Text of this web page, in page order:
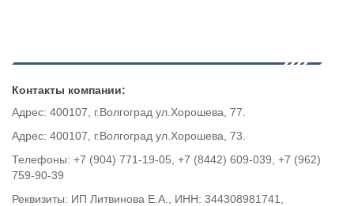
Контакты компании:
Адрес: 400107, г.Волгоград ул.Хорошева, 77.
Адрес: 400107, г.Волгоград ул.Хорошева, 73.
Телефоны: +7 (904) 771-19-05, +7 (8442) 609-039, +7 (962)
759-90-39
Реквизиты: ИП Литвинова Е.А., ИНН: 344308981741,